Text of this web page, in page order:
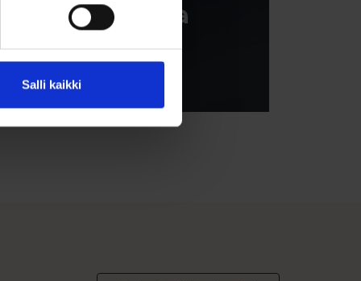
Salli kaikki
Lahjaideoita
Tutustu lahjaideoihin